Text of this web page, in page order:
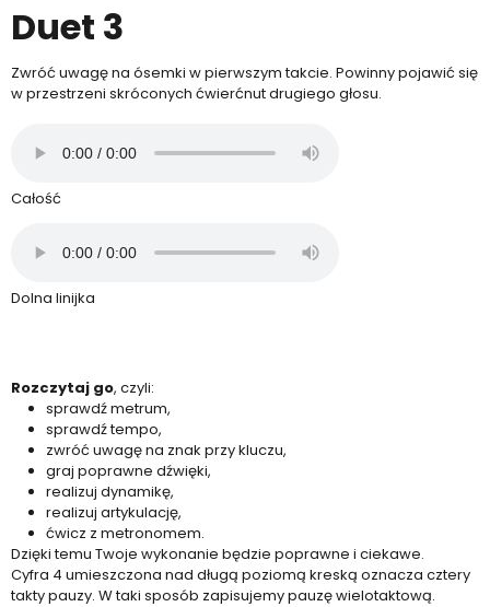
Duet 3
Zwróć uwagę na ósemki w pierwszym takcie. Powinny pojawić się
w przestrzeni skróconych ćwierćnut drugiego głosu.
Całość
Dolna linijka
Rozczytaj go, czyli:
sprawdź metrum,
sprawdź tempo,
zwróć uwagę na znak przy kluczu,
graj poprawne dźwięki,
realizuj dynamikę,
realizuj artykulację,
ćwicz z metronomem.
Dzięki temu Twoje wykonanie będzie poprawne i ciekawe.
Cyfra 4 umieszczona nad długą poziomą kreską oznacza cztery
takty pauzy. W taki sposób zapisujemy pauzę wielotaktową.